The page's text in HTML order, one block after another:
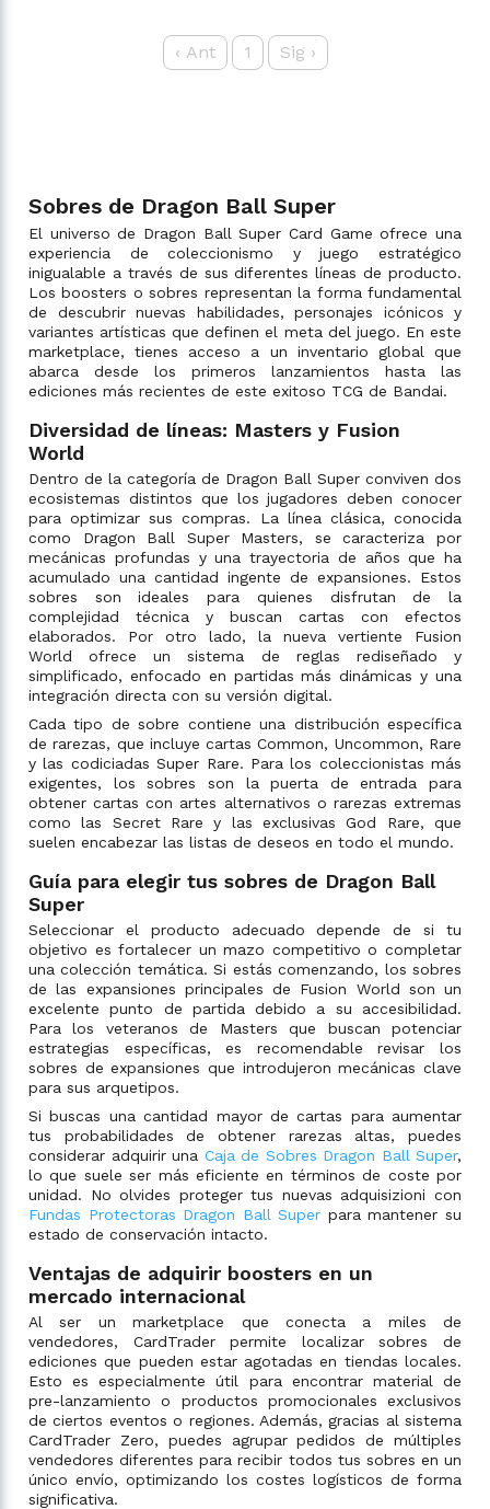
‹ Ant 1 Sig ›
Sobres de Dragon Ball Super
El universo de Dragon Ball Super Card Game ofrece una
experiencia de coleccionismo y juego estratégico
inigualable a través de sus diferentes líneas de producto.
Los boosters o sobres representan la forma fundamental
de descubrir nuevas habilidades, personajes icónicos y
variantes artísticas que definen el meta del juego. En este
marketplace, tienes acceso a un inventario global que
abarca desde los primeros lanzamientos hasta las
ediciones más recientes de este exitoso TCG de Bandai.
Diversidad de líneas: Masters y Fusion
World
Dentro de la categoría de Dragon Ball Super conviven dos
ecosistemas distintos que los jugadores deben conocer
para optimizar sus compras. La línea clásica, conocida
como Dragon Ball Super Masters, se caracteriza por
mecánicas profundas y una trayectoria de años que ha
acumulado una cantidad ingente de expansiones. Estos
sobres son ideales para quienes disfrutan de la
complejidad técnica y buscan cartas con efectos
elaborados. Por otro lado, la nueva vertiente Fusion
World ofrece un sistema de reglas rediseñado y
simplificado, enfocado en partidas más dinámicas y una
integración directa con su versión digital.
Cada tipo de sobre contiene una distribución específica
de rarezas, que incluye cartas Common, Uncommon, Rare
y las codiciadas Super Rare. Para los coleccionistas más
exigentes, los sobres son la puerta de entrada para
obtener cartas con artes alternativos o rarezas extremas
como las Secret Rare y las exclusivas God Rare, que
suelen encabezar las listas de deseos en todo el mundo.
Guía para elegir tus sobres de Dragon Ball
Super
Seleccionar el producto adecuado depende de si tu
objetivo es fortalecer un mazo competitivo o completar
una colección temática. Si estás comenzando, los sobres
de las expansiones principales de Fusion World son un
excelente punto de partida debido a su accesibilidad.
Para los veteranos de Masters que buscan potenciar
estrategias específicas, es recomendable revisar los
sobres de expansiones que introdujeron mecánicas clave
para sus arquetipos.
Si buscas una cantidad mayor de cartas para aumentar
tus probabilidades de obtener rarezas altas, puedes
considerar adquirir una Caja de Sobres Dragon Ball Super,
lo que suele ser más eficiente en términos de coste por
unidad. No olvides proteger tus nuevas adquisizioni con
Fundas Protectoras Dragon Ball Super para mantener su
estado de conservación intacto.
Ventajas de adquirir boosters en un
mercado internacional
Al ser un marketplace que conecta a miles de
vendedores, CardTrader permite localizar sobres de
ediciones que pueden estar agotadas en tiendas locales.
Esto es especialmente útil para encontrar material de
pre-lanzamiento o productos promocionales exclusivos
de ciertos eventos o regiones. Además, gracias al sistema
CardTrader Zero, puedes agrupar pedidos de múltiples
vendedores diferentes para recibir todos tus sobres en un
único envío, optimizando los costes logísticos de forma
significativa.